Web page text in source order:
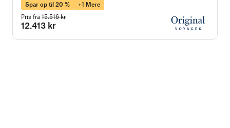
Spar op til 20 %
+1 Mere
Pris fra 15.516 kr
12.413 kr